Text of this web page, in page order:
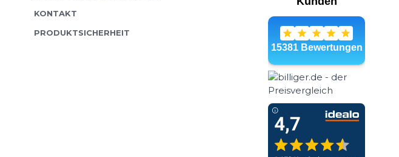
KONTAKT
PRODUKTSICHERHEIT